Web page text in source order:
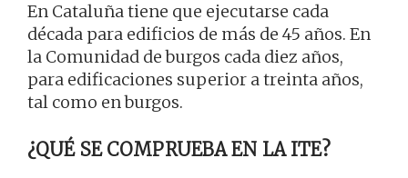
En Cataluña tiene que ejecutarse cada
década para edificios de más de 45 años. En
la Comunidad de burgos cada diez años,
para edificaciones superior a treinta años,
tal como en burgos.
¿QUÉ SE COMPRUEBA EN LA ITE?